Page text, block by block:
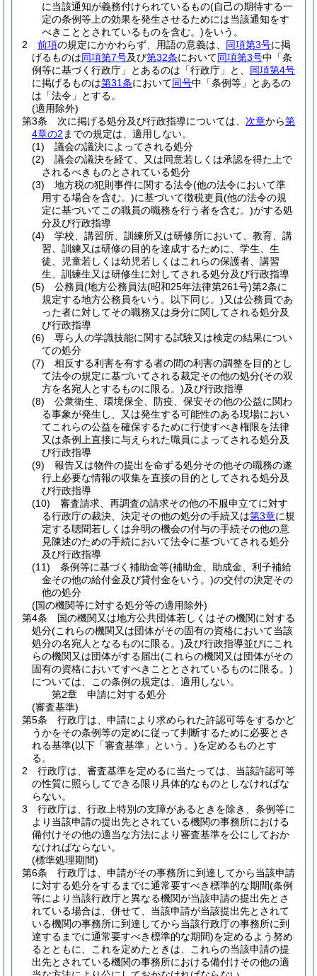
に当該通知が義務付けられているもの(自己の期待する一
定の条例等上の効果を発生させるためには当該通知をす
べきこととされているものを含む。)をいう。
2
前項の規定にかかわらず、用語の意義は、 同項第3号に掲
げるものは同項第7号及び第32条において同項第3号中「条
例等に基づく行政庁」とあるのは「行政庁」と、 同項第4号
に掲げるものは第31条において同号中「条例等」とあるの
は「法令」とする。
(適用除外)
第3条
次に掲げる処分及び行政指導については、 次章から第
4章の2 までの規定は、適用しない。
(1)
議会の議決によってされる処分
(2)
議会の議決を経て、又は同意若しくは承認を得た上で
されるべきものとされている処分
(3)
地方税の犯則事件に関する法令(他の法令において準
用する場合を含む。)に基づいて徴税吏員(他の法令の規
定に基づいてこの職員の職務を行う者を含む。)がする処
分及び行政指導
(4)
学校、講習所、訓練所又は研修所において、教育、講
習、訓練又は研修の目的を達成するために、学生、生
徒、児童若しくは幼児若しくはこれらの保護者、講習
生、訓練生又は研修生に対してされる処分及び行政指導
(5)
公務員(地方公務員法(昭和25年法律第261号)第2条に
規定する地方公務員をいう。以下同じ。)又は公務員であ
った者に対してその職務又は身分に関してされる処分及
び行政指導
(6)
専ら人の学識技能に関する試験又は検定の結果につい
ての処分
(7)
相反する利害を有する者の間の利害の調整を目的とし
て法令の規定に基づいてされる裁定その他の処分(その双
方を名宛人とするものに限る。)及び行政指導
(8)
公衆衛生、環境保全、防疫、保安その他の公益に関わ
る事象が発生し、又は発生する可能性のある現場におい
てこれらの公益を確保するために行使すべき権限を法律
又は条例上直接に与えられた職員によってされる処分及
び行政指導
(9)
報告又は物件の提出を命ずる処分その他その職務の遂
行上必要な情報の収集を直接の目的としてされる処分及
び行政指導
(10)
審査請求、再調査の請求その他の不服申立てに対す
る行政庁の裁決、決定その他の処分の手続又は第3章に規
定する聴聞若しくは弁明の機会の付与の手続その他の意
見陳述のための手続において法令に基づいてされる処分
及び行政指導
(11)
条例等に基づく補助金等(補助金、助成金、利子補給
金その他の給付金及び貸付金をいう。)の交付の決定その
他の処分
(国の機関等に対する処分等の適用除外)
第4条
国の機関又は地方公共団体若しくはその機関に対する
処分(これらの機関又は団体がその固有の資格において当該
処分の名宛人となるものに限る。)及び行政指導並びにこれ
らの機関又は団体がする届出(これらの機関又は団体がその
固有の資格においてすべきこととされているものに限る。)
については、この条例の規定は、適用しない。
第2章
申請に対する処分
(審査基準)
第5条
行政庁は、申請により求められた許認可等をするかど
うかをその条例等の定めに従って判断するために必要とさ
れる基準(以下「審査基準」という。)を定めるものとす
る。
2
行政庁は、審査基準を定めるに当たっては、当該許認可等
の性質に照らしてできる限り具体的なものとしなければな
らない。
3
行政庁は、行政上特別の支障があるときを除き、条例等に
より当該申請の提出先とされている機関の事務所における
備付けその他の適当な方法により審査基準を公にしておか
なければならない。
(標準処理期間)
第6条
行政庁は、申請がその事務所に到達してから当該申請
に対する処分をするまでに通常要すべき標準的な期間(条例
等により当該行政庁と異なる機関が当該申請の提出先とさ
れている場合は、併せて、当該申請が当該提出先とされて
いる機関の事務所に到達してから当該行政庁の事務所に到
達するまでに通常要すべき標準的な期間)を定めるよう努め
るとともに、これを定めたときは、これらの当該申請の提
出先とされている機関の事務所における備付けその他の適